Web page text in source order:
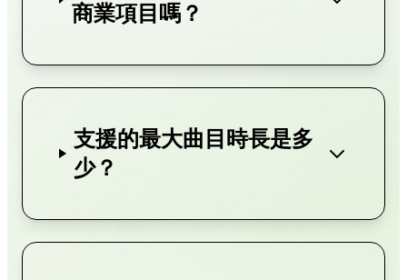
商業項目嗎？
支援的最大曲目時長是多
少？